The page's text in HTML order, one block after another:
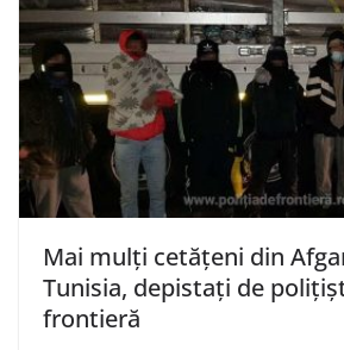
Mai mulți cetăţeni din
Tunisia, depistați de
frontieră